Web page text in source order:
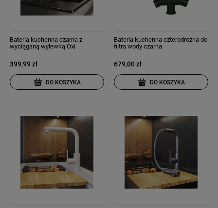
Bateria kuchenna czarna z
wyciąganą wylewką Oxi
399,99 zł
DO KOSZYKA
Bateria kuchenna czterodrożna do
filtra wody czarna
679,00 zł
DO KOSZYKA